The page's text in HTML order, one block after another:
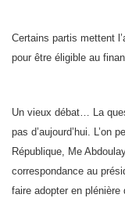
Certains partis mettent
pour être éligible au
Un vieux débat… La
pas d’aujourd’hui. L’on
République, Me
correspondance au
faire adopter en